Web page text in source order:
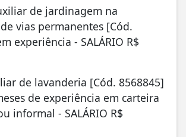
de jardinagem na
vias permanentes [Cód.
experiência - SALÁRIO R$
de lavanderia [Cód. 8568845]
de experiência em carteira
informal - SALÁRIO R$